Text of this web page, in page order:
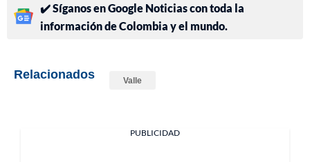
✔️ Síganos en Google Noticias con toda la
información de Colombia y el mundo.
Relacionados Valle
PUBLICIDAD